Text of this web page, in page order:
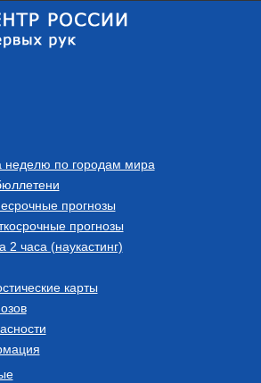
неделю по городам мира
прогнозы
прогнозы
2 часа (наукастинг)
карты